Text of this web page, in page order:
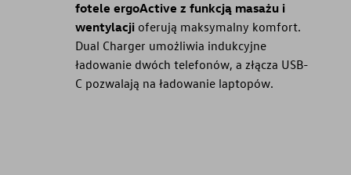
fotele ergoActive z funkcją masażu i
wentylacji oferują maksymalny komfort.
Dual Charger umożliwia indukcyjne
ładowanie dwóch telefonów, a złącza USB-
C pozwalają na ładowanie laptopów.